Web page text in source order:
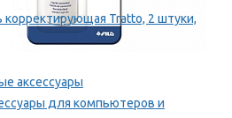
Tratto, 2 штуки,
аксессуары
для компьютеров и